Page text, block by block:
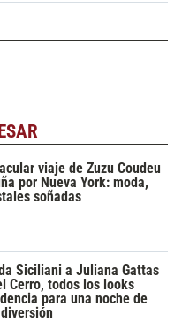
viaje de Zuzu Coudeu
por Nueva York: moda,
soñadas
Siciliani a Juliana Gattas
Cerro, todos los looks
para una noche de